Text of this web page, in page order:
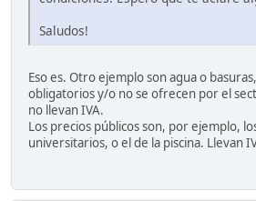
Saludos!
Eso es. Otro ejemplo son agua o
obligatorios y/o no se ofrecen por el
no llevan IVA.
Los precios públicos son, por ejemplo,
universitarios, o el de la piscina. Llevan